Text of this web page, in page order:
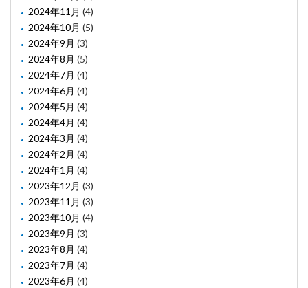
2024年11月 (4)
2024年10月 (5)
2024年9月 (3)
2024年8月 (5)
2024年7月 (4)
2024年6月 (4)
2024年5月 (4)
2024年4月 (4)
2024年3月 (4)
2024年2月 (4)
2024年1月 (4)
2023年12月 (3)
2023年11月 (3)
2023年10月 (4)
2023年9月 (3)
2023年8月 (4)
2023年7月 (4)
2023年6月 (4)